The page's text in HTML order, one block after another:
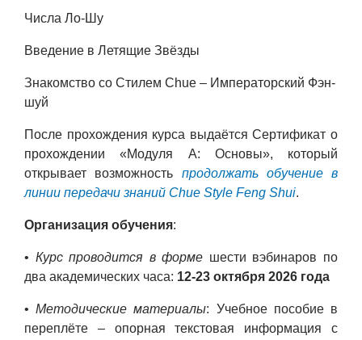
Числа Ло-Шу
Введение в Летящие Звёзды
Знакомство со Стилем Chue – Императорский Фэн-
шуй
После прохождения курса выдаётся Сертификат о
прохождении «Модуля А: Основы», который
открывает возможность продолжать обучение в
линии передачи знаний Chue Style Feng Shui.
Организация обучения:
• Курс проводится в форме шести вэбинаров по
два академических часа: 12-23 октября 2026 года
•Методические материалы: Учебное пособие в
переплёте – опорная текстовая информация с